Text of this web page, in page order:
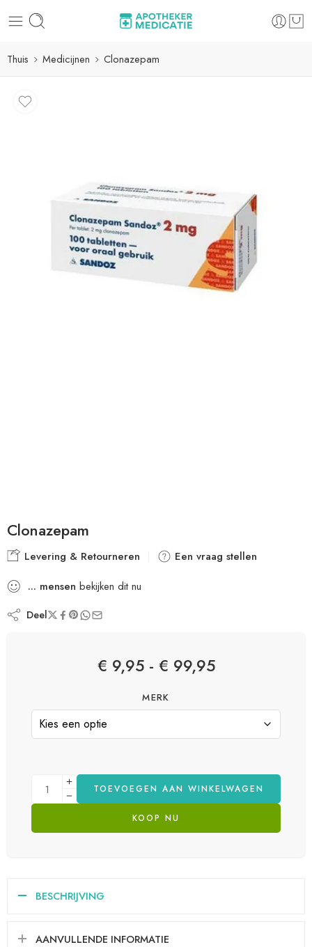
Thuis Medicijnen Clonazepam
Clonazepam
Levering & Retourneren
Een vraag stellen
... mensen bekijken dit nu
Deel
€ 9,95 - € 99,95
MERK
TOEVOEGEN AAN WINKELWAGEN
KOOP NU
BESCHRIJVING
AANVULLENDE INFORMATIE